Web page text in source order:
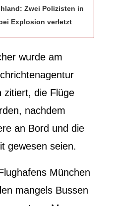
Zwei Polizisten in
Explosion verletzt
wurde am
zitiert, die Flüge
nachdem
an Bord und die
gewesen seien.
München
mangels Bussen